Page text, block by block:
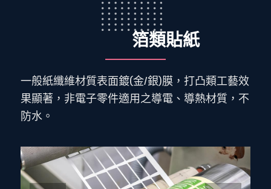
箔類貼紙
一般紙纖維材質表面鍍(金/銀)膜，打凸類工藝效
果顯著，非電子零件適用之導電、導熱材質，不
防水。